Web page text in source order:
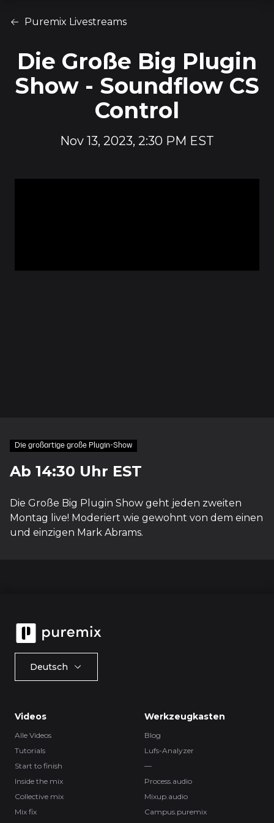
Puremix Livestreams
Die Große Big Plugin
Show - Soundflow CS
Control
Nov 13, 2023, 2:30 PM EST
Die großartige große Plugin-Show
Ab 14:30 Uhr EST
Die Große Big Plugin Show geht jeden zweiten
Montag live! Moderiert wie gewohnt von dem einen
und einzigen Mark Abrams.
Deutsch
Videos
Alle Videos
Tutorials
Start to finish
Inside the mix
Collective mix
Mix fix
Werkzeugkasten
Blog
Lufs-Analyzer
—
Process.audio
Mixup.audio
Campus.puremix